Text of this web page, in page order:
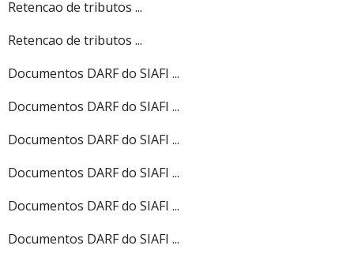
Retencao de tributos ...
Retencao de tributos ...
Documentos DARF do SIAFI ...
Documentos DARF do SIAFI ...
Documentos DARF do SIAFI ...
Documentos DARF do SIAFI ...
Documentos DARF do SIAFI ...
Documentos DARF do SIAFI ...